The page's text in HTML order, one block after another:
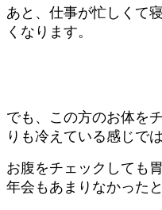
あと、仕事が忙しくて
くなります。
でも、この方のお体を
りも冷えている感じで
お腹をチェックしても
年会もあまりなかった